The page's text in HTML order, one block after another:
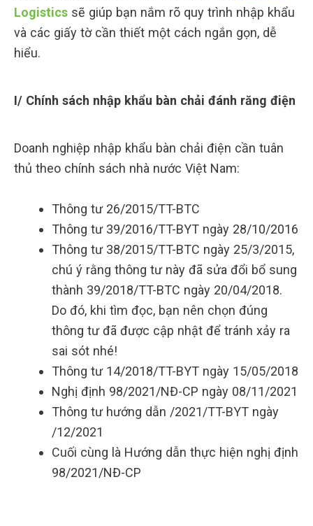
Logistics sẽ giúp bạn nắm rõ quy trình nhập khẩu
và các giấy tờ cần thiết một cách ngắn gọn, dễ
hiểu.
I/ Chính sách nhập khẩu bàn chải đánh răng điện
Doanh nghiệp nhập khẩu bàn chải điện cần tuân
thủ theo chính sách nhà nước Việt Nam:
Thông tư 26/2015/TT-BTC
Thông tư 39/2016/TT-BYT ngày 28/10/2016
Thông tư 38/2015/TT-BTC ngày 25/3/2015,
chú ý rằng thông tư này đã sửa đổi bổ sung
thành 39/2018/TT-BTC ngày 20/04/2018.
Do đó, khi tìm đọc, bạn nên chọn đúng
thông tư đã được cập nhật để tránh xảy ra
sai sót nhé!
Thông tư 14/2018/TT-BYT ngày 15/05/2018
Nghị định 98/2021/NĐ-CP ngày 08/11/2021
Thông tư hướng dẫn /2021/TT-BYT ngày
/12/2021
Cuối cùng là Hướng dẫn thực hiện nghị định
98/2021/NĐ-CP